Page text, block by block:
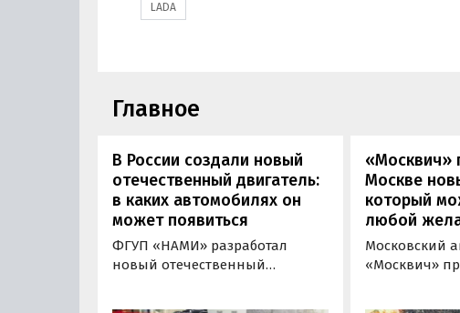
LADA
Главное
В России создали новый
отечественный двигатель:
в каких автомобилях он
может появиться
ФГУП «НАМИ» разработал
новый отечественный
«Москвич»
Москве
который
любой
Московский
«Москвич»